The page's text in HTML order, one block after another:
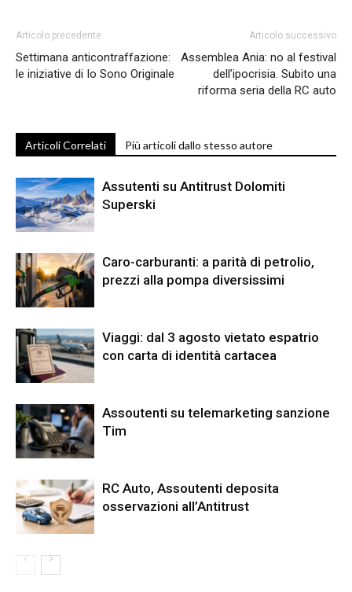
Articolo precedente
Settimana anticontraffazione:
le iniziative di Io Sono Originale
Articolo successivo
Assemblea Ania: no al festival
dell’ipocrisia. Subito una
riforma seria della RC auto
Articoli Correlati Più articoli dallo stesso autore
Assutenti su Antitrust Dolomiti
Superski
Caro-carburanti: a parità di petrolio,
prezzi alla pompa diversissimi
Viaggi: dal 3 agosto vietato espatrio
con carta di identità cartacea
Assoutenti su telemarketing sanzione
Tim
RC Auto, Assoutenti deposita
osservazioni all’Antitrust